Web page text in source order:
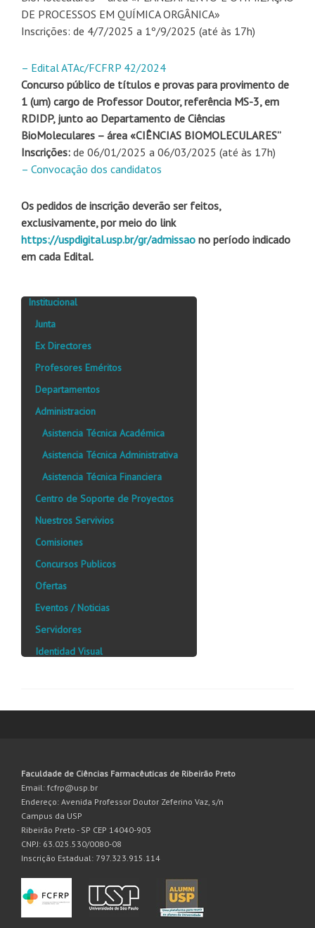
DE PROCESSOS EM QUÍMICA ORGÂNICA»
Inscrições: de 4/7/2025 a 1º/9/2025 (até às 17h)
– Edital ATAc/FCFRP 42/2024
Concurso público de títulos e provas para provimento de
1 (um) cargo de Professor Doutor, referência MS-3, em
RDIDP, junto ao Departamento de Ciências
BioMoleculares – área «CIÊNCIAS BIOMOLECULARES”
Inscrições: de 06/01/2025 a 06/03/2025 (até às 17h)
– Convocação dos candidatos
Os pedidos de inscrição deverão ser feitos,
exclusivamente, por meio do link
https://uspdigital.usp.br/gr/admissao no período indicado
em cada Edital.
Institucional
Junta
Ex Directores
Profesores Eméritos
Departamentos
Administracion
Asistencia Técnica Académica
Asistencia Técnica Administrativa
Asistencia Técnica Financiera
Centro de Soporte de Proyectos
Nuestros Servivios
Comisiones
Concursos Publicos
Ofertas
Eventos / Noticias
Servidores
Identidad Visual
Faculdade de Ciências Farmacêuticas de Ribeirão Preto
Email: fcfrp@usp.br
Endereço: Avenida Professor Doutor Zeferino Vaz, s/n
Campus da USP
Ribeirão Preto - SP CEP 14040-903
CNPJ: 63.025.530/0080-08
Inscrição Estadual: 797.323.915.114